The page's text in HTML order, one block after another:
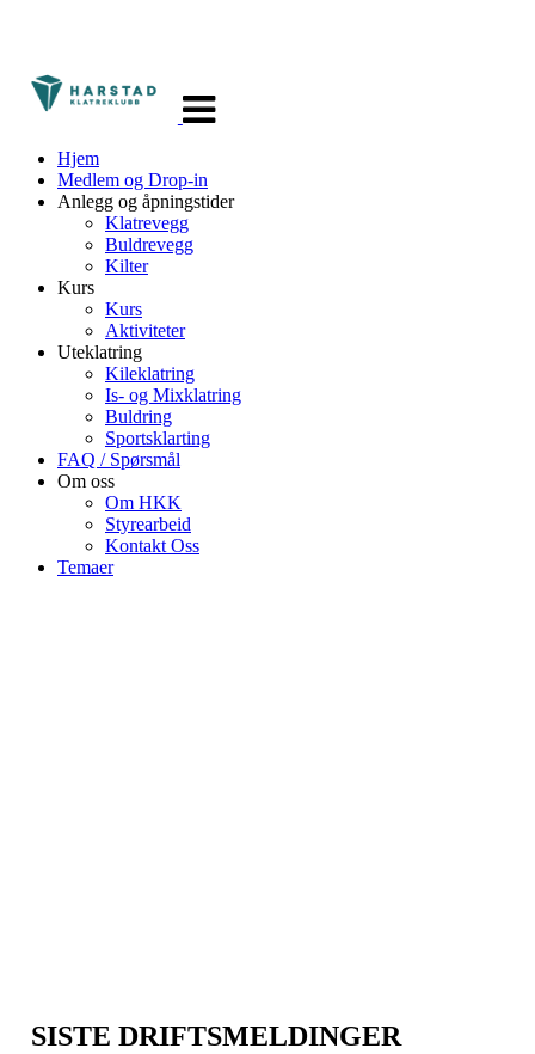
navigasjon
Hjem
Medlem og Drop-in
Anlegg og åpningstider
Klatrevegg
Buldrevegg
Kilter
Kurs
Kurs
Aktiviteter
Uteklatring
Kileklatring
Is- og Mixklatring
Buldring
Sportsklarting
FAQ / Spørsmål
Om oss
Om HKK
Styrearbeid
Kontakt Oss
Temaer
SISTE DRIFTSMELDINGER